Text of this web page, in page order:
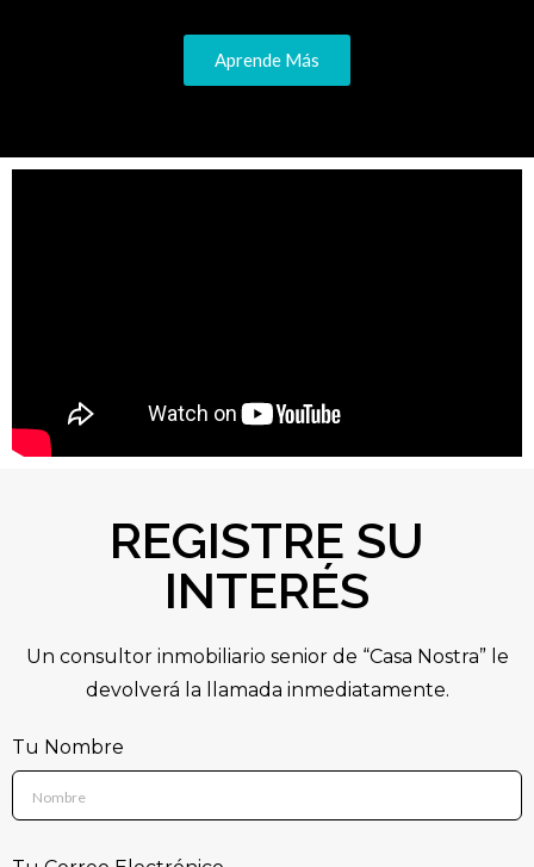
Aprende Más
REGISTRE SU
INTERÉS
Un consultor inmobiliario senior de “Casa Nostra” le
devolverá la llamada inmediatamente.
Tu Nombre